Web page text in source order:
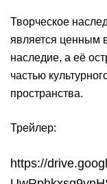
Творческое
является ценным
наследие, а её
частью
пространства.
Трейлер:
https://